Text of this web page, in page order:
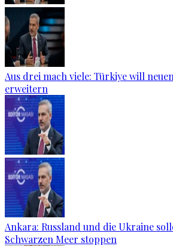
Aus drei mach viele: Türkiye will
erweitern
Ankara: Russland und die Ukraine
Schwarzen Meer stoppen